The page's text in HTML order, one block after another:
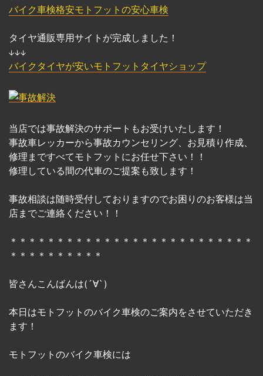
バイク車検格安モトフットの安心車検
タイヤ通販専用サイトが完成しました！
↓↓↓
バイクタイヤが安いモトフットタイヤショップ
当店では事故解決のサポートもお受けいたします！
事故車レッカーから事故カウンセリング、お見積り作成、
修理まですべてモトフットにお任せ下さい！！
修理している間の代車のご提案も致します！
事故相談は随時受付しておりますのでお困りのお客様は当
店までご連絡ください！！
＊＊＊＊＊＊＊＊＊＊＊＊＊＊＊＊＊＊＊＊＊＊＊＊＊＊
＊＊＊＊＊＊＊＊＊＊
皆さんこんばんは(´∀`)
本日はモトフットのバイク車検のご案内をさせていただき
ます！
モトフットのバイク車検には